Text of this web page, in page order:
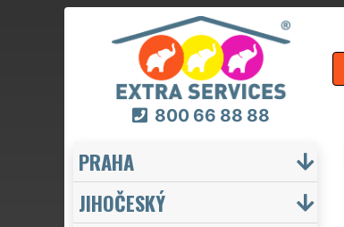
800 66 88 88
PRAHA
JIHOČESKÝ